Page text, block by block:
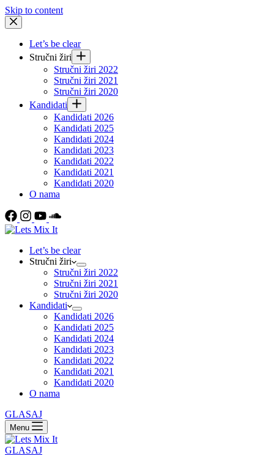
Skip to content
Let’s be clear
Stručni žiri
Stručni žiri 2022
Stručni žiri 2021
Stručni žiri 2020
Kandidati
Kandidati 2026
Kandidati 2025
Kandidati 2024
Kandidati 2023
Kandidati 2022
Kandidati 2021
Kandidati 2020
O nama
Let’s be clear
Stručni žiri
Stručni žiri 2022
Stručni žiri 2021
Stručni žiri 2020
Kandidati
Kandidati 2026
Kandidati 2025
Kandidati 2024
Kandidati 2023
Kandidati 2022
Kandidati 2021
Kandidati 2020
O nama
GLASAJ
Menu
GLASAJ